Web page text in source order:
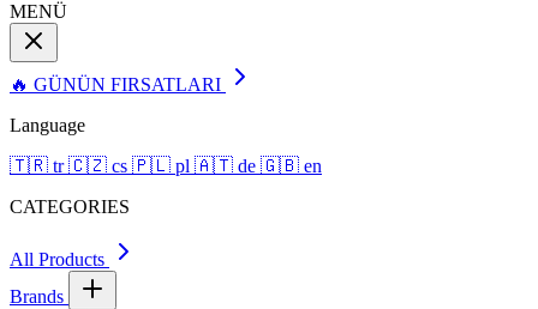
MENÜ
🔥 GÜNÜN FIRSATLARI
Language
🇹🇷 tr 🇨🇿 cs 🇵🇱 pl 🇦🇹 de 🇬🇧 en
CATEGORIES
All Products
Brands